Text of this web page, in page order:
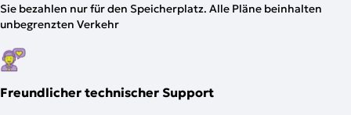
Sie bezahlen nur für den Speicherplatz. Alle Pläne beinhalten
unbegrenzten Verkehr
Freundlicher technischer Support